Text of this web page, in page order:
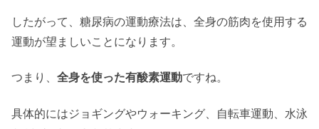
したがって、糖尿病の運動療法は、全身の筋肉を使用する
運動が望ましいことになります。
つまり、 全身を使った有酸素運動ですね。
具体的にはジョギングやウォーキング、自転車運動、水泳